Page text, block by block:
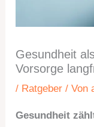
Gesundheit
Vorsorge
/ Ratgeber / Von
Gesundheit